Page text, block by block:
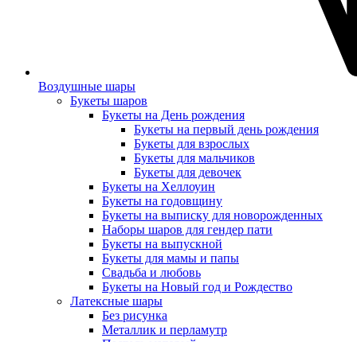
Воздушные шары
Букеты шаров
Букеты на День рождения
Букеты на первый день рождения
Букеты для взрослых
Букеты для мальчиков
Букеты для девочек
Букеты на Хеллоуин
Букеты на годовщину
Букеты на выписку для новорожденных
Наборы шаров для гендер пати
Букеты на выпускной
Букеты для мамы и папы
Свадьба и любовь
Букеты на Новый год и Рождество
Латексные шары
Без рисунка
Металлик и перламутр